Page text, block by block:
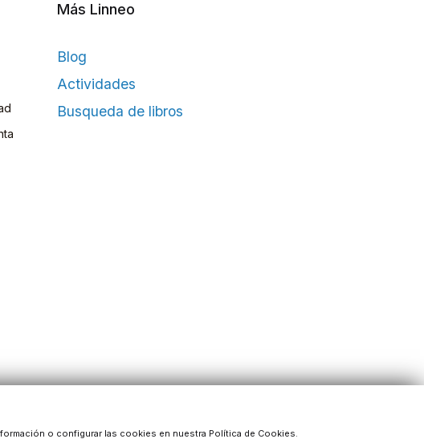
Más Linneo
Blog
Actividades
Busqueda de libros
o configurar las cookies en nuestra Política de Cookies.